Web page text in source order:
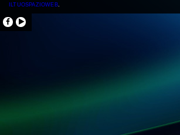
ILTUOSPAZIOWEB.